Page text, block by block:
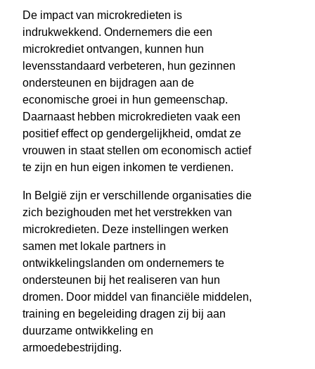
De impact van microkredieten is
indrukwekkend. Ondernemers die een
microkrediet ontvangen, kunnen hun
levensstandaard verbeteren, hun gezinnen
ondersteunen en bijdragen aan de
economische groei in hun gemeenschap.
Daarnaast hebben microkredieten vaak een
positief effect op gendergelijkheid, omdat ze
vrouwen in staat stellen om economisch actief
te zijn en hun eigen inkomen te verdienen.
In België zijn er verschillende organisaties die
zich bezighouden met het verstrekken van
microkredieten. Deze instellingen werken
samen met lokale partners in
ontwikkelingslanden om ondernemers te
ondersteunen bij het realiseren van hun
dromen. Door middel van financiële middelen,
training en begeleiding dragen zij bij aan
duurzame ontwikkeling en
armoedebestrijding.